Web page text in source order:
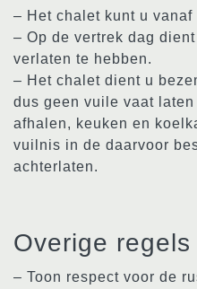
– Het chalet kunt u vanaf
– Op de vertrek dag
verlaten te hebben.
– Het chalet dient u
dus geen vuile vaat
afhalen, keuken en
vuilnis in de daarvoor
achterlaten.
Overige regels
– Toon respect voor de